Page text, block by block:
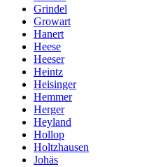
Grindel
Growart
Hanert
Heese
Heeser
Heintz
Heisinger
Hemmer
Herger
Heyland
Hollop
Holtzhausen
Johäs